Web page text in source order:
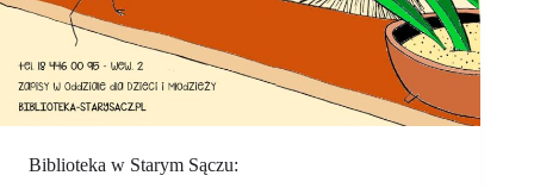
Biblioteka w Starym Sączu: